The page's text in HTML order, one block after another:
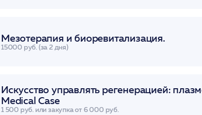
Мезотерапия и биоревитализация.
15000 руб. (за 2 дня)
Искусство управлять регенерацией:
Medical Case
1 500 руб. или закупка от 6 000 руб.